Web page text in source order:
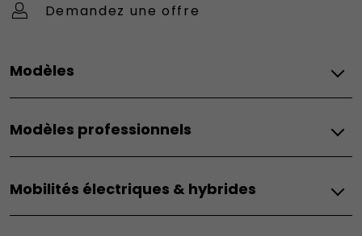
Demandez une offre
Modèles
Grande Panda
500e
Modèles professionnels
Doblo
Scudo
Mobilités électriques & hybrides